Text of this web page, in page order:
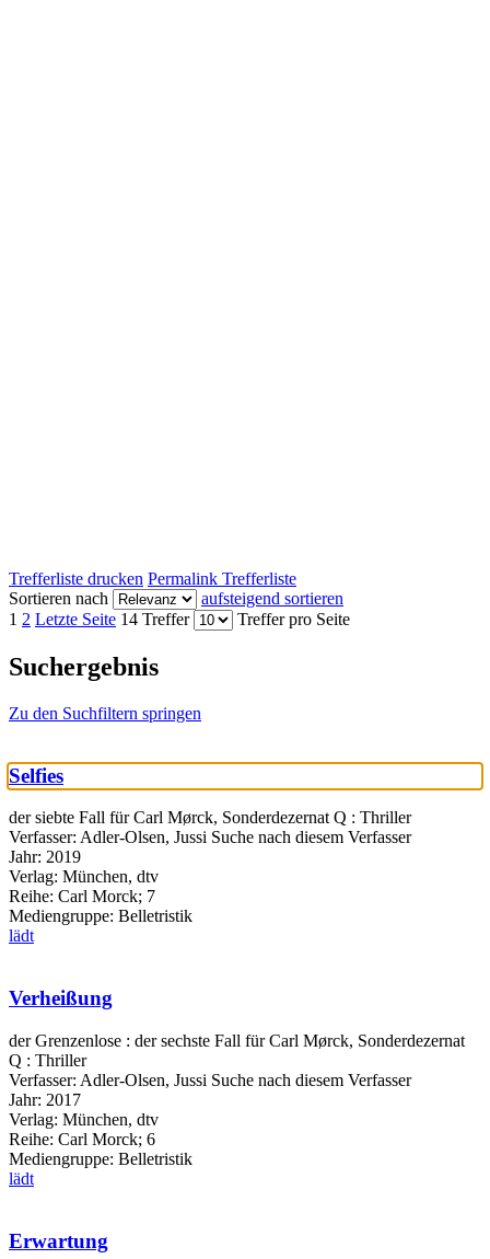
Trefferliste drucken Permalink Trefferliste
Sortieren nach
aufsteigend sortieren
1 2 Letzte Seite 14 Treffer Treffer pro Seite
Suchergebnis
Zu den Suchfiltern springen
Selfies
der siebte Fall für Carl Mørck, Sonderdezernat Q : Thriller
Verfasser: Adler-Olsen, Jussi Suche nach diesem Verfasser
Jahr: 2019
Verlag: München, dtv
Reihe: Carl Morck; 7
Mediengruppe: Belletristik
lädt
Verheißung
der Grenzenlose : der sechste Fall für Carl Mørck, Sonderdezernat
Q : Thriller
Verfasser: Adler-Olsen, Jussi Suche nach diesem Verfasser
Jahr: 2017
Verlag: München, dtv
Reihe: Carl Morck; 6
Mediengruppe: Belletristik
lädt
Erwartung